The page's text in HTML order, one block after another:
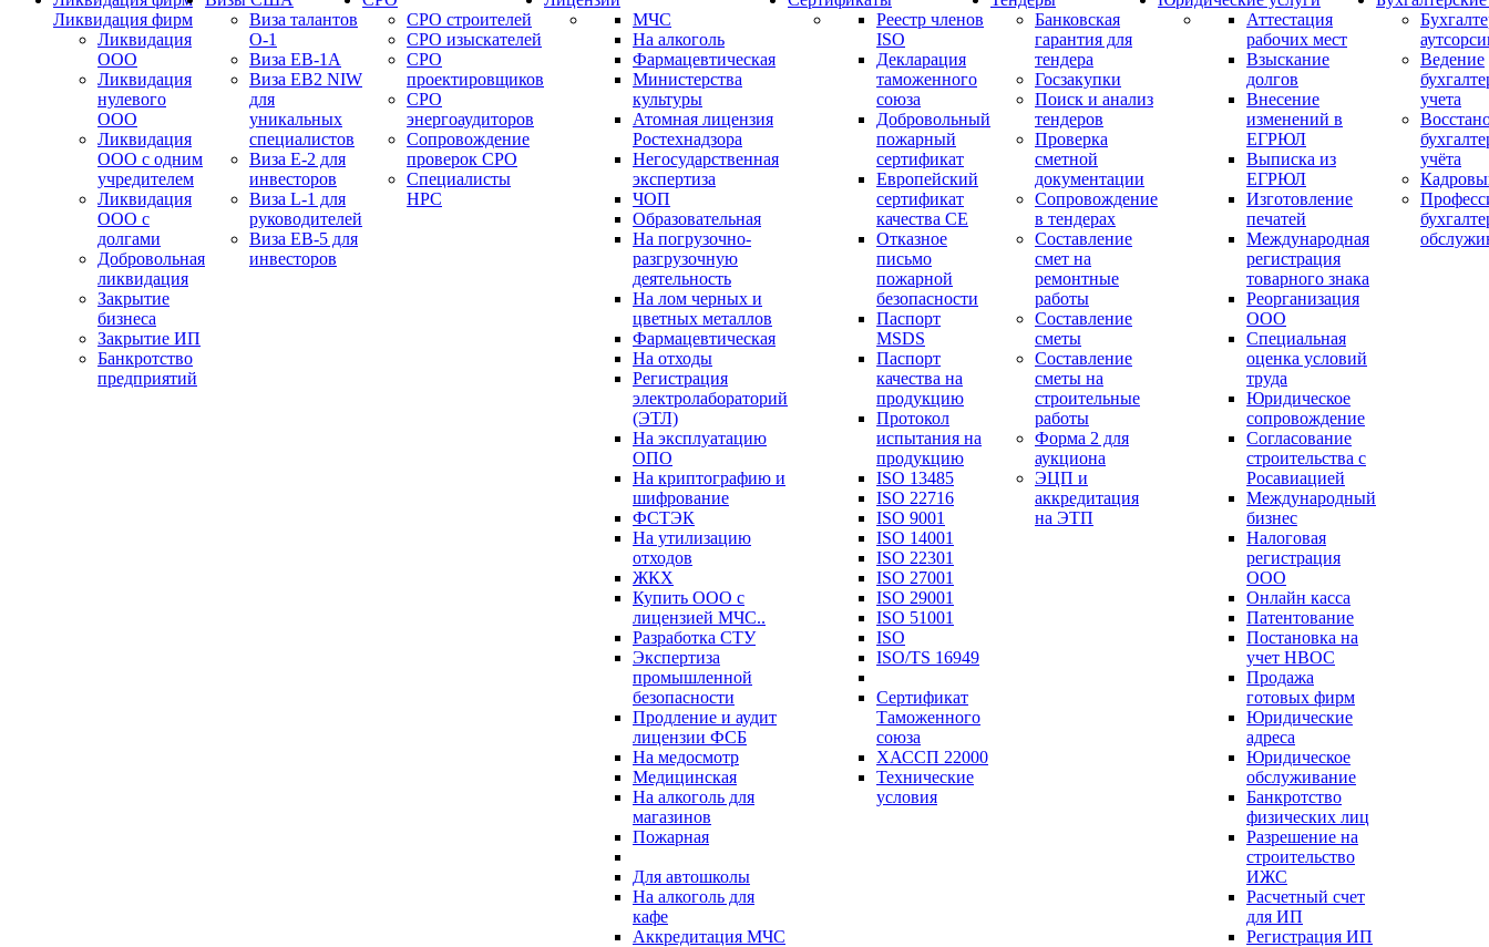
Ликвидация фирм
Ликвидация
ООО
Ликвидация
нулевого
ООО
Ликвидация
ООО с одним
учредителем
Ликвидация
ООО с
долгами
Добровольная
ликвидация
Закрытие
бизнеса
Закрытие ИП
Банкротство
предприятий
Виза талантов
О-1
Виза EB-1A
Виза EB2 NIW
для
уникальных
специалистов
Виза E-2 для
инвесторов
Виза L-1 для
руководителей
Виза EB-5 для
инвесторов
СРО строителей
СРО изыскателей
СРО
проектировщиков
СРО
энергоаудиторов
Сопровождение
проверок СРО
Специалисты
НРС
МЧС
На алкоголь
Фармацевтическая
Министерства
культуры
Атомная лицензия
Ростехнадзора
Негосударственная
экспертиза
ЧОП
Образовательная
На погрузочно-
разгрузочную
деятельность
На лом черных и
цветных металлов
Фармацевтическая
На отходы
Регистрация
электролабораторий
(ЭТЛ)
На эксплуатацию
ОПО
На криптографию и
шифрование
ФСТЭК
На утилизацию
отходов
ЖКХ
Купить ООО с
лицензией МЧС..
Разработка СТУ
Экспертиза
промышленной
безопасности
Продление и аудит
лицензии ФСБ
На медосмотр
Медицинская
На алкоголь для
магазинов
Пожарная
Для автошколы
На алкоголь для
кафе
Аккредитация МЧС
Реестр членов
ISO
Декларация
таможенного
союза
Добровольный
пожарный
сертификат
Европейский
сертификат
качества СЕ
Отказное
письмо
пожарной
безопасности
Паспорт
МSDS
Паспорт
качества на
продукцию
Протокол
испытания на
продукцию
ISO 13485
ISO 22716
ISO 9001
ISO 14001
ISO 22301
ISO 27001
ISO 29001
ISO 51001
ISO
ISO/TS 16949
Сертификат
Таможенного
союза
ХАССП 22000
Технические
условия
Банковская
гарантия для
тендера
Госзакупки
Поиск и анализ
тендеров
Проверка
сметной
документации
Сопровождение
в тендерах
Составление
смет на
ремонтные
работы
Составление
сметы
Составление
сметы на
строительные
работы
Форма 2 для
аукциона
ЭЦП и
аккредитация
на ЭТП
Аттестация
рабочих мест
Взыскание
долгов
Внесение
изменений в
ЕГРЮЛ
Выписка из
ЕГРЮЛ
Изготовление
печатей
Международная
регистрация
товарного знака
Реорганизация
ООО
Специальная
оценка условий
труда
Юридическое
сопровождение
Согласование
строительства с
Росавиацией
Международный
бизнес
Налоговая
регистрация
ООО
Онлайн касса
Патентование
Постановка на
учет НВОС
Продажа
готовых фирм
Юридические
адреса
Юридическое
обслуживание
Банкротство
физических лиц
Разрешение на
строительство
ИЖС
Расчетный счет
для ИП
Регистрация ИП
Ведение
учета
учёта